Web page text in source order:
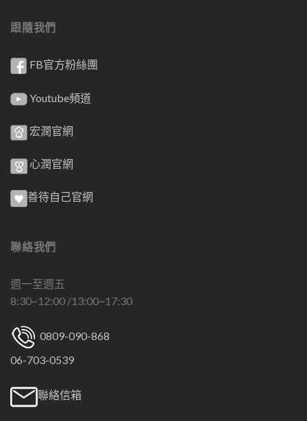
跟隨我們
FB官方粉絲團
Youtube頻道
宏潤官網
心潤官網
善待自己官網
聯絡我們
週一至週五
8:30~12:00 /13:00~17:30
0809-090-868
06-703-0539
聯絡信箱